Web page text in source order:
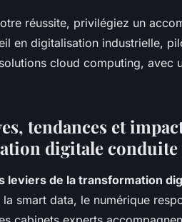
réussite, privilégiez un
en digitalisation industrielle,
cloud computing, avec
tendances et
digitale conduite
leviers de la transformation
la smart data, le numérique